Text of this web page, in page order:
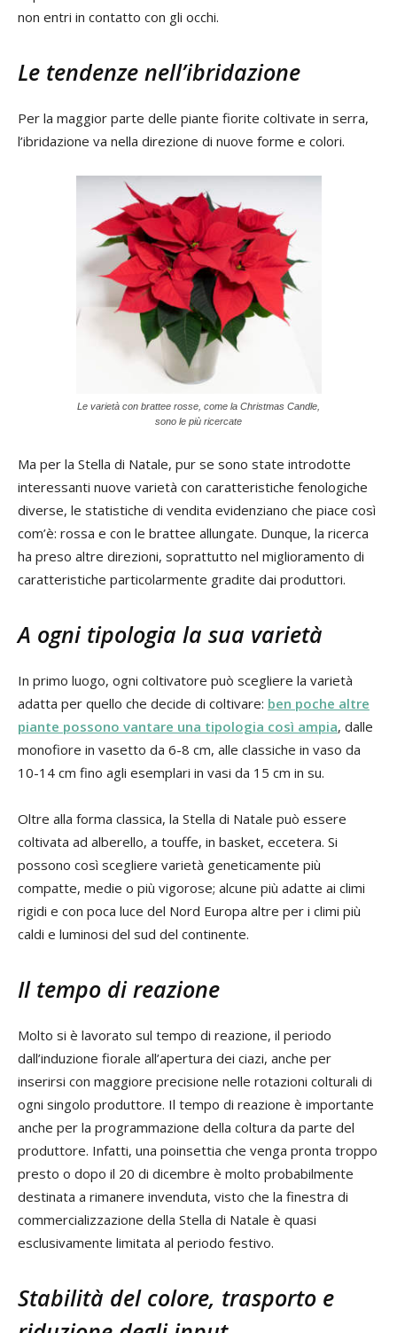
non entri in contatto con gli occhi.
Le tendenze nell’ibridazione
Per la maggior parte delle piante fiorite coltivate in serra,
l’ibridazione va nella direzione di nuove forme e colori.
Le varietà con brattee rosse, come la Christmas Candle,
sono le più ricercate
Ma per la Stella di Natale, pur se sono state introdotte
interessanti nuove varietà con caratteristiche fenologiche
diverse, le statistiche di vendita evidenziano che piace così
com’è: rossa e con le brattee allungate. Dunque, la ricerca
ha preso altre direzioni, soprattutto nel miglioramento di
caratteristiche particolarmente gradite dai produttori.
A ogni tipologia la sua varietà
In primo luogo, ogni coltivatore può scegliere la varietà
adatta per quello che decide di coltivare: ben poche altre
piante possono vantare una tipologia così ampia, dalle
monofiore in vasetto da 6-8 cm, alle classiche in vaso da
10-14 cm fino agli esemplari in vasi da 15 cm in su.
Oltre alla forma classica, la Stella di Natale può essere
coltivata ad alberello, a touffe, in basket, eccetera. Si
possono così scegliere varietà geneticamente più
compatte, medie o più vigorose; alcune più adatte ai climi
rigidi e con poca luce del Nord Europa altre per i climi più
caldi e luminosi del sud del continente.
Il tempo di reazione
Molto si è lavorato sul tempo di reazione, il periodo
dall’induzione fiorale all’apertura dei ciazi, anche per
inserirsi con maggiore precisione nelle rotazioni colturali di
ogni singolo produttore. Il tempo di reazione è importante
anche per la programmazione della coltura da parte del
produttore. Infatti, una poinsettia che venga pronta troppo
presto o dopo il 20 di dicembre è molto probabilmente
destinata a rimanere invenduta, visto che la finestra di
commercializzazione della Stella di Natale è quasi
esclusivamente limitata al periodo festivo.
Stabilità del colore, trasporto e